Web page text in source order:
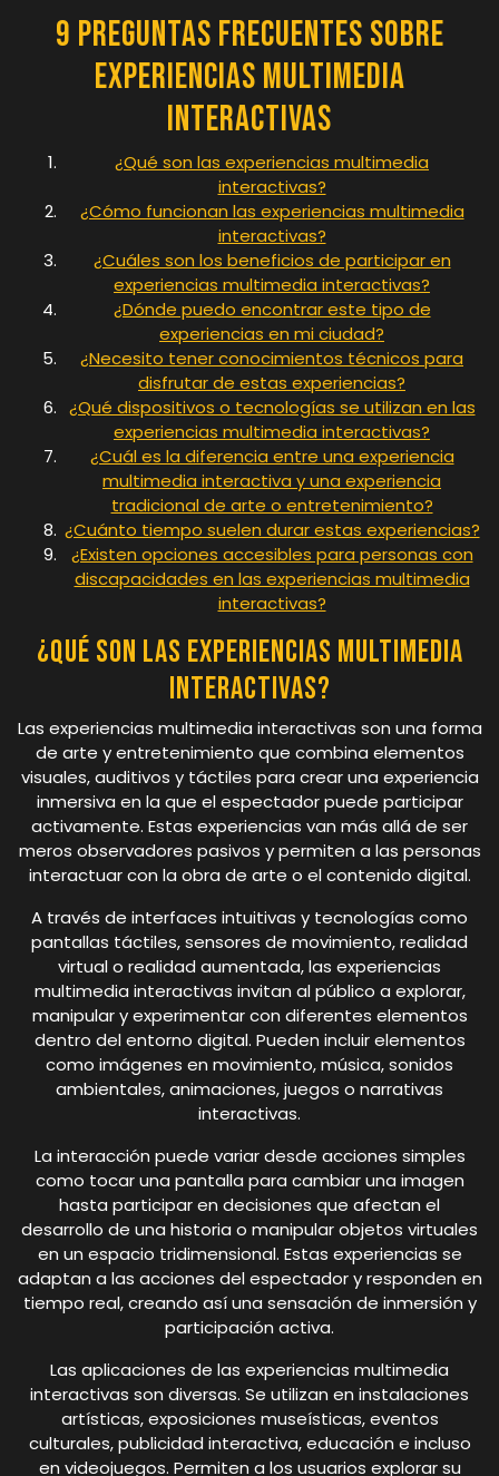
9 Preguntas Frecuentes sobre
Experiencias Multimedia
Interactivas
¿Qué son las experiencias multimedia
interactivas?
¿Cómo funcionan las experiencias multimedia
interactivas?
¿Cuáles son los beneficios de participar en
experiencias multimedia interactivas?
¿Dónde puedo encontrar este tipo de
experiencias en mi ciudad?
¿Necesito tener conocimientos técnicos para
disfrutar de estas experiencias?
¿Qué dispositivos o tecnologías se utilizan en las
experiencias multimedia interactivas?
¿Cuál es la diferencia entre una experiencia
multimedia interactiva y una experiencia
tradicional de arte o entretenimiento?
¿Cuánto tiempo suelen durar estas experiencias?
¿Existen opciones accesibles para personas con
discapacidades en las experiencias multimedia
interactivas?
¿Qué son las experiencias multimedia
interactivas?
Las experiencias multimedia interactivas son una forma
de arte y entretenimiento que combina elementos
visuales, auditivos y táctiles para crear una experiencia
inmersiva en la que el espectador puede participar
activamente. Estas experiencias van más allá de ser
meros observadores pasivos y permiten a las personas
interactuar con la obra de arte o el contenido digital.
A través de interfaces intuitivas y tecnologías como
pantallas táctiles, sensores de movimiento, realidad
virtual o realidad aumentada, las experiencias
multimedia interactivas invitan al público a explorar,
manipular y experimentar con diferentes elementos
dentro del entorno digital. Pueden incluir elementos
como imágenes en movimiento, música, sonidos
ambientales, animaciones, juegos o narrativas
interactivas.
La interacción puede variar desde acciones simples
como tocar una pantalla para cambiar una imagen
hasta participar en decisiones que afectan el
desarrollo de una historia o manipular objetos virtuales
en un espacio tridimensional. Estas experiencias se
adaptan a las acciones del espectador y responden en
tiempo real, creando así una sensación de inmersión y
participación activa.
Las aplicaciones de las experiencias multimedia
interactivas son diversas. Se utilizan en instalaciones
artísticas, exposiciones museísticas, eventos
culturales, publicidad interactiva, educación e incluso
en videojuegos. Permiten a los usuarios explorar su